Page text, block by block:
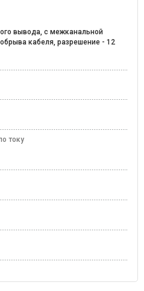
вывода, с межканальной
кабеля, разрешение - 12
току